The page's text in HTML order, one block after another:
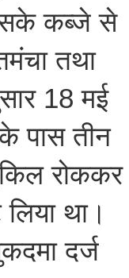
कब्जे से
तथा
18 मई
पास तीन
रोककर
था।
दर्ज